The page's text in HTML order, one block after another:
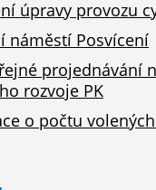
úpravy provozu
náměstí Posvícení
projednávání
rozvoje PK
o počtu